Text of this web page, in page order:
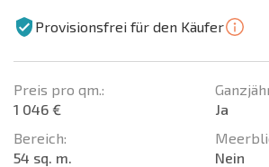
Provisionsfrei für den Käufer
Preis pro qm.:
1 046 €
Bereich:
54 sq. m.
Ja
Nein